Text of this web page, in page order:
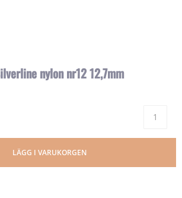
nylon nr12 12,7mm
LÄGG I VARUKORGEN